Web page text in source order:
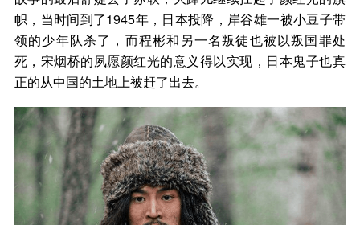
帜，当时间到了1945年，日本投降，岸谷雄一被小豆子带
领的少年队杀了，而程彬和另一名叛徒也被以叛国罪处
死，宋烟桥的夙愿颜红光的意义得以实现，日本鬼子也真
正的从中国的土地上被赶了出去。